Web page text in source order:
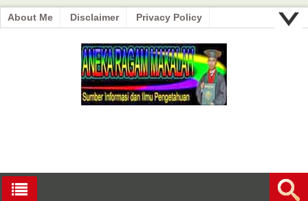
About Me Disclaimer Privacy Policy